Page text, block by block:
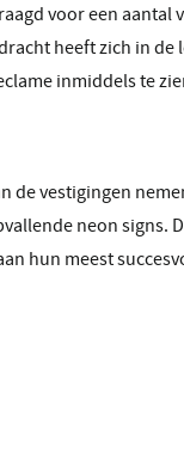
voor een
heeft zich in
inmiddels te
de vestigingen
neon signs.
hun meest